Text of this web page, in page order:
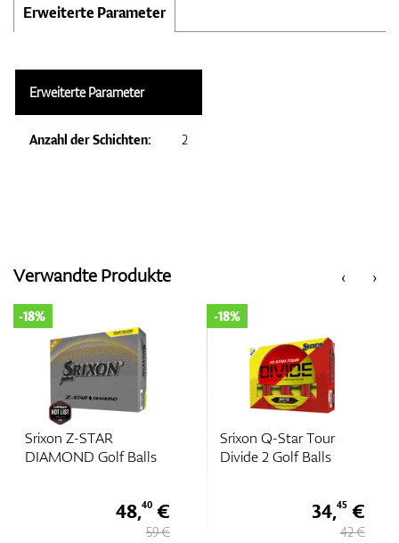
Erweiterte Parameter
Erweiterte Parameter
Anzahl der Schichten: 2
‹
Verwandte Produkte ›
Srixon Z-STAR
DIAMOND Golf Balls
-18%
48,40€
59 €
Srixon Q-Star Tour
Divide 2 Golf Balls
-18%
34,45€
42 €